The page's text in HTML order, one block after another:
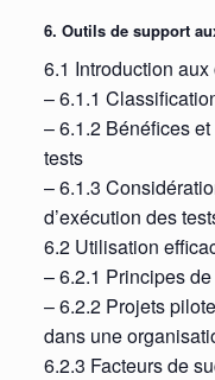
6. Outils de support
6.1 Introduction
– 6.1.1
– 6.1.2 Bénéfices
tests
– 6.1.3
d’exécution des
6.2 Utilisation
– 6.2.1 Principes
– 6.2.2 Projets
dans une
6.2.3 Facteurs de